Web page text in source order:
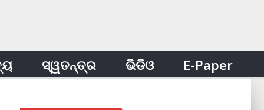
ସ୍ୱତନ୍ତ୍ର ଭିଡିଓ E-Paper